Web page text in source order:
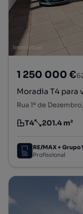
1 250 000 €
Moradia T4 para
Rua 1º de
Tipologia
T4
Preço por metro
201.4 m²
RE/MAX +
Profissional